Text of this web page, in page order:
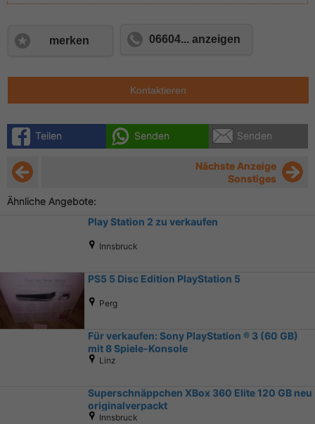
merken 06604... anzeigen
Kontaktieren
Teilen Senden Senden
Nächste Anzeige
Sonstiges
Ähnliche Angebote:
Play Station 2 zu verkaufen
Innsbruck
PS5 5 Disc Edition PlayStation 5
Perg
Für verkaufen: Sony PlayStation ® 3 (60 GB)
mit 8 Spiele-Konsole
Linz
Superschnäppchen XBox 360 Elite 120 GB neu
originalverpackt
Innsbruck